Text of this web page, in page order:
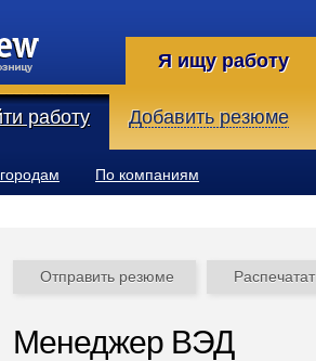
Я ищу работу
работу Добавить резюме
По компаниям
Отправить резюме
Менеджер ВЭД